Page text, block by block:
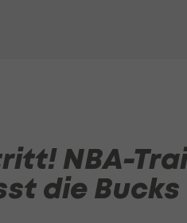
NBA-
die Bucks